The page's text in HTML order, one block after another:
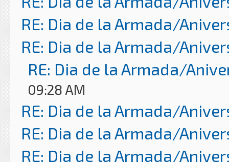
RE: Dia de la Armada/
RE: Dia de la Armada/
RE: Dia de la Armada/
09:28 AM
RE: Dia de la Armada/
RE: Dia de la Armada/
RE: Dia de la Armada/